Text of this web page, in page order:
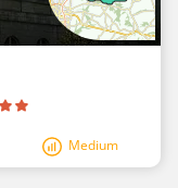
Medium